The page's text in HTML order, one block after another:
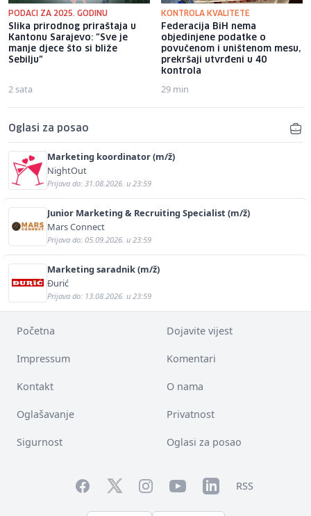
PODACI ZA 2025. GODINU
Slika prirodnog priraštaja u
Kantonu Sarajevo: "Sve je
manje djece što si bliže
Sebilju"
2 sata
KONTROLA KVALITETE
Federacija BiH nema
objedinjene podatke o
povučenom i uništenom mesu,
prekršaji utvrđeni u 40
kontrola
29 min
Oglasi za posao
Marketing koordinator (m/ž)
NightOut
Prijava do: 31.08.2026. u 23:59
Junior Marketing & Recruiting Specialist (m/ž)
Mars Connect
Prijava do: 05.09.2026. u 23:59
Marketing saradnik (m/ž)
Đurić
Prijava do: 13.08.2026. u 23:59
Početna Dojavite vijest
Impressum Komentari
Kontakt O nama
Oglašavanje Privatnost
Sigurnost Oglasi za posao
FacebookTwitterInstagramYouTubeLinkedInRSS